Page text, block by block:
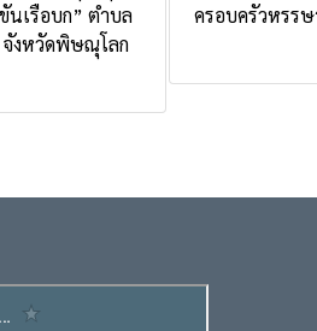
เรือบก” ตำบล
จังหวัดพิษณุโลก
ครอบครัวหรรษ